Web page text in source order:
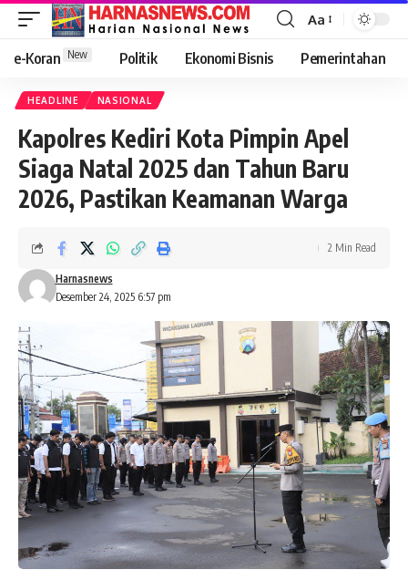
Aa
e-Koran New Politik Ekonomi Bisnis Pemerintahan
HEADLINE NASIONAL
Kapolres Kediri Kota Pimpin Apel
Siaga Natal 2025 dan Tahun Baru
2026, Pastikan Keamanan Warga
Desember 24, 2025 6:57 pm
Harnasnews
2 Min Read